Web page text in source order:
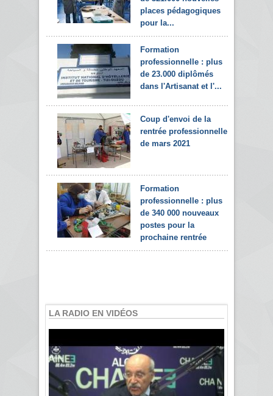
places pédagogiques
pour la...
Formation
professionnelle : plus
de 23.000 diplômés
dans l'Artisanat et l'...
Coup d'envoi de la
rentrée professionnelle
de mars 2021
Formation
professionnelle : plus
de 340 000 nouveaux
postes pour la
prochaine rentrée
LA RADIO EN VIDÉOS